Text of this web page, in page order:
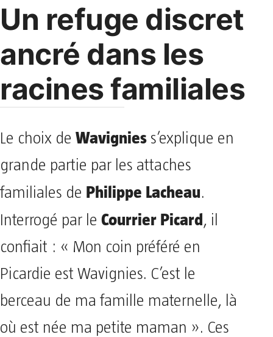
Un refuge discret
ancré dans les
racines familiales
Le choix de Wavignies s’explique en
grande partie par les attaches
familiales de Philippe Lacheau.
Interrogé par le Courrier Picard, il
confiait : « Mon coin préféré en
Picardie est Wavignies. C’est le
berceau de ma famille maternelle, là
où est née ma petite maman ». Ces